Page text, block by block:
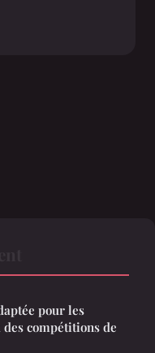
pour les
compétitions de